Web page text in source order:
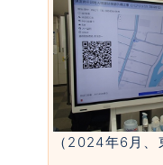
（2024年6月、